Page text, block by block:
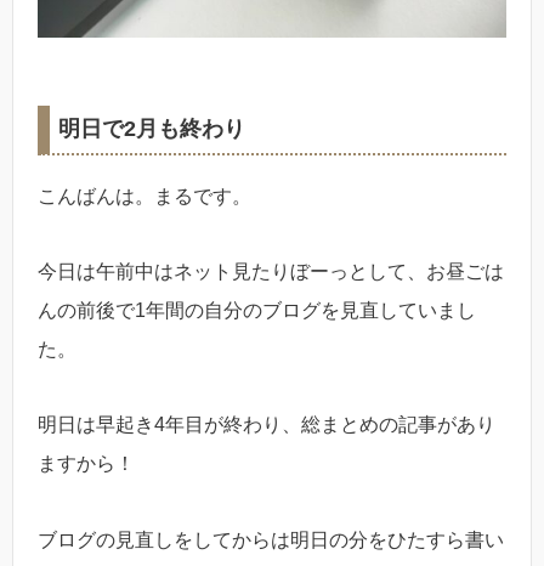
明日で2月も終わり
こんばんは。まるです。
今日は午前中はネット見たりぼーっとして、お昼ごは
んの前後で1年間の自分のブログを見直していまし
た。
明日は早起き4年目が終わり、総まとめの記事があり
ますから！
ブログの見直しをしてからは明日の分をひたすら書い